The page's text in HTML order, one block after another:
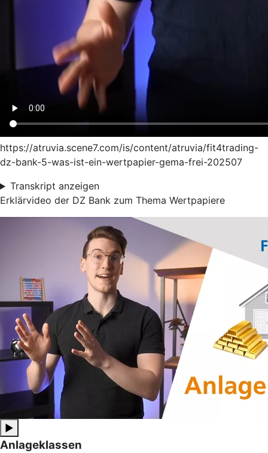
https://atruvia.scene7.com/is/content/atruvia/fit4trading-
dz-bank-5-was-ist-ein-wertpapier-gema-frei-202507
Transkript anzeigen
Erklärvideo der DZ Bank zum Thema Wertpapiere
▶
Anlageklassen